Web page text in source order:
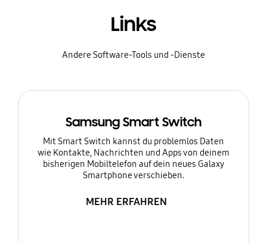
Links
Andere Software-Tools und -Dienste
Samsung Smart Switch
Mit Smart Switch kannst du problemlos Daten
wie Kontakte, Nachrichten und Apps von deinem
bisherigen Mobiltelefon auf dein neues Galaxy
Smartphone verschieben.
MEHR ERFAHREN